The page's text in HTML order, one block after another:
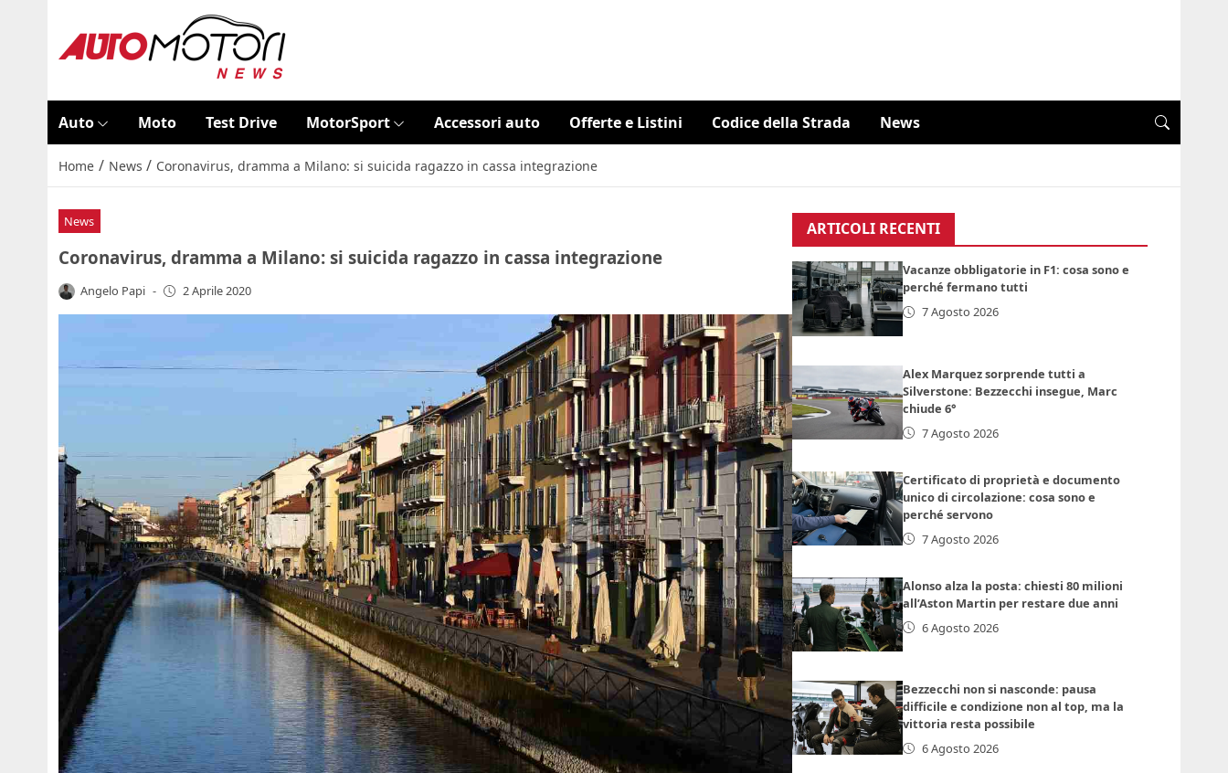
Auto Moto Test Drive MotorSport Accessori auto Offerte e Listini Codice della Strada News
Home / News / Coronavirus, dramma a Milano: si suicida ragazzo in cassa integrazione
News
Coronavirus, dramma a Milano: si suicida ragazzo in cassa integrazione
Angelo Papi - 2 Aprile 2020
ARTICOLI RECENTI
Vacanze obbligatorie in F1: cosa sono e
perché fermano tutti
7 Agosto 2026
Alex Marquez sorprende tutti a
Silverstone: Bezzecchi insegue, Marc
chiude 6°
7 Agosto 2026
Certificato di proprietà e documento
unico di circolazione: cosa sono e
perché servono
7 Agosto 2026
Alonso alza la posta: chiesti 80 milioni
all’Aston Martin per restare due anni
6 Agosto 2026
Bezzecchi non si nasconde: pausa
difficile e condizione non al top, ma la
vittoria resta possibile
6 Agosto 2026